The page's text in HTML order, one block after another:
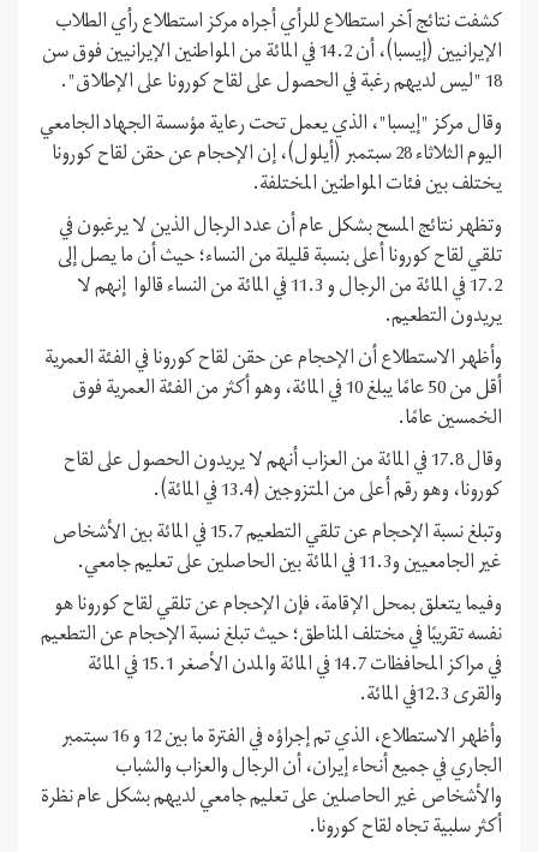
كشفت نتائج آخر استطلاع للرأي أجراه مركز استطلاع رأي الطلاب
الإيرانيين (إيسبا)، أن 14.2 في المائة من المواطنين الإيرانيين فوق سن
18 "ليس لديهم رغبة في الحصول على لقاح كورونا على الإطلاق".
وقال مركز "إيسبا"، الذي يعمل تحت رعاية مؤسسة الجهاد الجامعي
اليوم الثلاثاء 28 سبتمبر (أيلول)، إن الإحجام عن حقن لقاح كورونا
يختلف بين فئات المواطنين المختلفة.
وتظهر نتائج المسح بشكل عام أن عدد الرجال الذين لا يرغبون في
تلقي لقاح كورونا أعلى بنسبة قليلة من النساء؛ حيث أن ما يصل إلى
17.2 في المائة من الرجال و 11.3 في المائة من النساء قالوا إنهم لا
يريدون التطعيم.
وأظهر الاستطلاع أن الإحجام عن حقن لقاح كورونا في الفئة العمرية
أقل من 50 عامًا يبلغ 10 في المائة، وهو أكثر من الفئة العمرية فوق
الخمسين عامًا.
وقال 17.8 في المائة من العزاب أنهم لا يريدون الحصول على لقاح
كورونا، وهو رقم أعلى من المتزوجين (13.4 في المائة).
وتبلغ نسبة الإحجام عن تلقي التطعيم 15.7 في المائة بين الأشخاص
غير الجامعيين و11.3 في المائة بين الحاصلين على تعليم جامعي.
وفيما يتعلق بمحل الإقامة، فإن الإحجام عن تلقي لقاح كورونا هو
نفسه تقريبًا في مختلف المناطق؛ حيث تبلغ نسبة الإحجام عن التطعيم
في مراكز المحافظات 14.7 في المائة والمدن الأصغر 15.1 في المائة
والقرى 12.3في المائة.
وأظهر الاستطلاع، الذي تم إجراؤه في الفترة ما بين 12 و 16 سبتمبر
الجاري في جميع أنحاء إيران، أن الرجال والعزاب والشباب
والأشخاص غير الحاصلين على تعليم جامعي لديهم بشكل عام نظرة
أكثر سلبية تجاه لقاح كورونا.